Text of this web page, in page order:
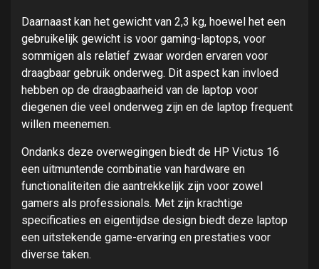
Daarnaast kan het gewicht van 2,3 kg, hoewel het een
gebruikelijk gewicht is voor gaming-laptops, voor
sommigen als relatief zwaar worden ervaren voor
draagbaar gebruik onderweg. Dit aspect kan invloed
hebben op de draagbaarheid van de laptop voor
diegenen die veel onderweg zijn en de laptop frequent
willen meenemen.
Ondanks deze overwegingen biedt de HP Victus 16
een uitmuntende combinatie van hardware en
functionaliteiten die aantrekkelijk zijn voor zowel
gamers als professionals. Met zijn krachtige
specificaties en eigentijdse design biedt deze laptop
een uitstekende game-ervaring en prestaties voor
diverse taken.